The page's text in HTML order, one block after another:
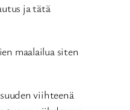
ja tätä
maalailua siten
viihteenä